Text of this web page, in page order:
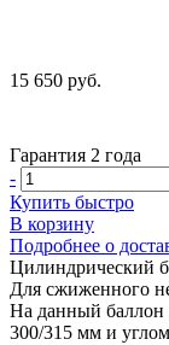
15 650 руб.
Гарантия 2 года
-
Купить быстро
В корзину
Подробнее о
Цилиндрический
Для сжиженного
На данный баллон
300/315 мм и